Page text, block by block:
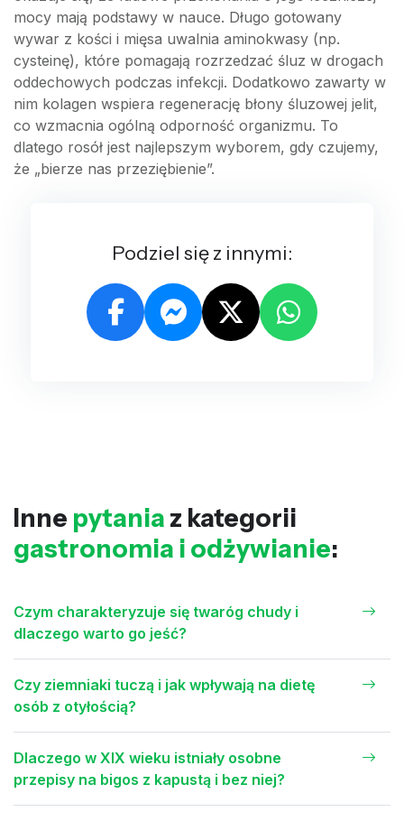
mocy mają podstawy w nauce. Długo gotowany
wywar z kości i mięsa uwalnia aminokwasy (np.
cysteinę), które pomagają rozrzedzać śluz w drogach
oddechowych podczas infekcji. Dodatkowo zawarty w
nim kolagen wspiera regenerację błony śluzowej jelit,
co wzmacnia ogólną odporność organizmu. To
dlatego rosół jest najlepszym wyborem, gdy czujemy,
że „bierze nas przeziębienie”.
Podziel się z innymi:
Inne pytania z kategorii
gastronomia i odżywianie:
Czym charakteryzuje się twaróg chudy i
dlaczego warto go jeść?
Czy ziemniaki tuczą i jak wpływają na dietę
osób z otyłością?
Dlaczego w XIX wieku istniały osobne
przepisy na bigos z kapustą i bez niej?